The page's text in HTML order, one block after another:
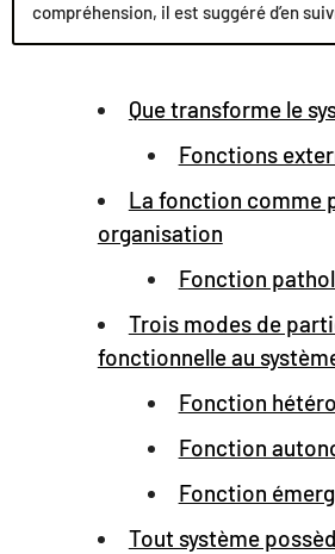
compréhension, il est suggéré d’en
Que transforme le
Fonctions
La fonction comme
organisation
Fonction
Trois modes de
fonctionnelle au
Fonction
Fonction
Fonction
Tout système